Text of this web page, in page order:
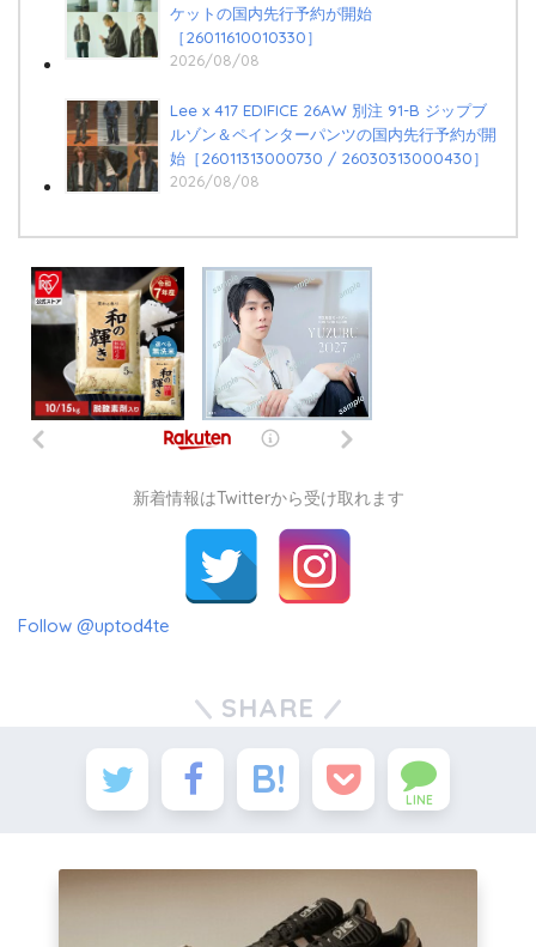
ケットの国内先行予約が開始
［26011610010330］
2026/08/08
Lee x 417 EDIFICE 26AW 別注 91-B ジップブ
ルゾン＆ペインターパンツの国内先行予約が開
始［26011313000730 / 26030313000430］
2026/08/08
新着情報はTwitterから受け取れます
Follow @uptod4te
SHARE
LINE